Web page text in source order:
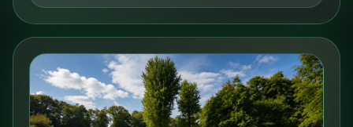
Zeiten sind Richtwerte. Prüfen Sie vor der Fahrt
aktuelle Route, Baustellen und Tickets in Google Maps
oder Jakdojade.